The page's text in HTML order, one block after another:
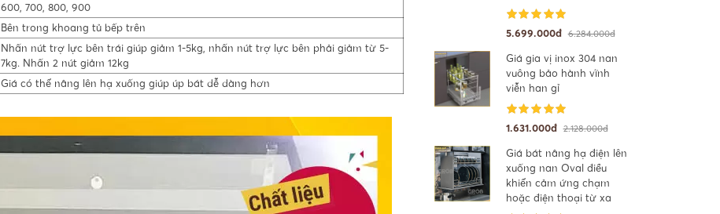
600, 700, 800, 900
Bên trong khoang tủ bếp trên
Nhấn nút trợ lực bên trái giúp giảm 1-5kg, nhấn nút trợ lực bên phải giảm từ 5-
7kg. Nhấn 2 nút giảm 12kg
Giá có thể nâng lên hạ xuống giúp úp bát dễ dàng hơn
5.699.000đ 6.284.000đ
Giá gia vị inox 304 nan
vuông bảo hành vĩnh
viễn han gỉ
1.631.000đ 2.128.000đ
Giá bát nâng hạ điện lên
xuống nan Oval điều
khiển cảm ứng chạm
hoặc điện thoại từ xa